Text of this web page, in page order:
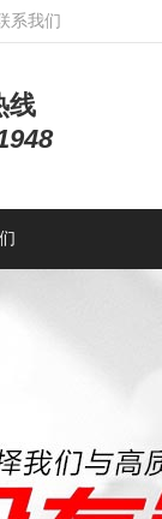
系我们
线